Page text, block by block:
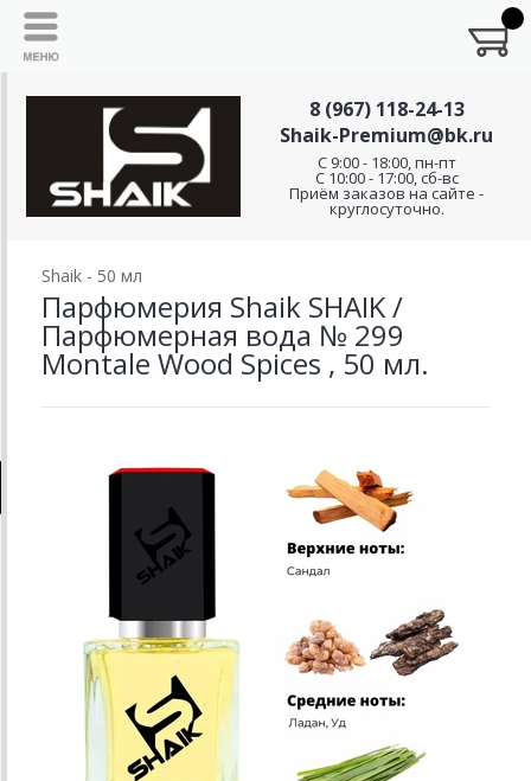
8 (967) 118-24-13
Shaik-Premium@bk.ru
C 9:00 - 18:00, пн-пт
С 10:00 - 17:00, сб-вс
Приём заказов на сайте -
круглосуточно.
Shaik - 50 мл
Парфюмерия Shaik SHAIK /
Парфюмерная вода № 299
Montale Wood Spices , 50 мл.